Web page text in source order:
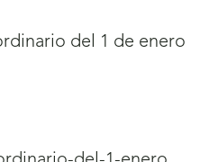
del 1 de enero